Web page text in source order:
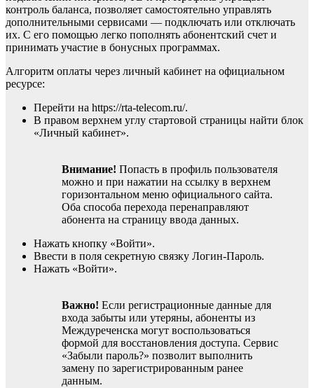
контроль баланса, позволяет самостоятельно управлять
дополнительными сервисами — подключать или отключать
их. С его помощью легко пополнять абонентский счет и
принимать участие в бонусных программах.
Алгоритм оплаты через личный кабинет на официальном
ресурсе:
Перейти на https://rta-telecom.ru/.
В правом верхнем углу стартовой страницы найти блок
«Личный кабинет».
Внимание! Попасть в профиль пользователя
можно и при нажатии на ссылку в верхнем
горизонтальном меню официального сайта.
Оба способа перехода перенаправляют
абонента на страницу ввода данных.
Нажать кнопку «Войти».
Ввести в поля секретную связку Логин-Пароль.
Нажать «Войти».
Важно! Если регистрационные данные для
входа забыты или утеряны, абоненты из
Междуреченска могут воспользоваться
формой для восстановления доступа. Сервис
«Забыли пароль?» позволит выполнить
замену по зарегистрированным ранее
данным.